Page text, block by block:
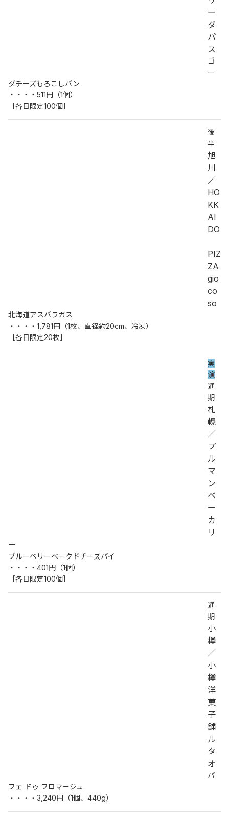
ー
ダ
パ
ス
ゴ
ー
ダチーズもろこしパン
・・・・511円（1個）
［各日限定100個］
後
半
旭
川
／
HO
KK
AI
DO
PIZ
ZA
gio
co
so
北海道アスパラガス
・・・・1,781円（1枚、直径約20cm、冷凍）
［各日限定20枚］
実
演
通
期
札
幌
／
プ
ル
マ
ン
ベ
ー
カ
リ
ー
ブルーベリーベークドチーズパイ
・・・・401円（1個）
［各日限定100個］
通
期
小
樽
／
小
樽
洋
菓
子
舗
ル
タ
オ
パ
フェ ドゥ フロマージュ
・・・・3,240円（1個、440g）